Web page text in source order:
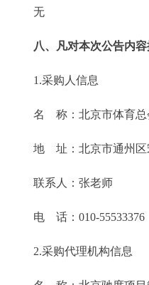
无
八、凡对本次公告内容
1.采购人信息
名 称：北京市体育总
地 址：北京市通州区宋
联系人：张老师
电 话：010-55533376
2.采购代理机构信息